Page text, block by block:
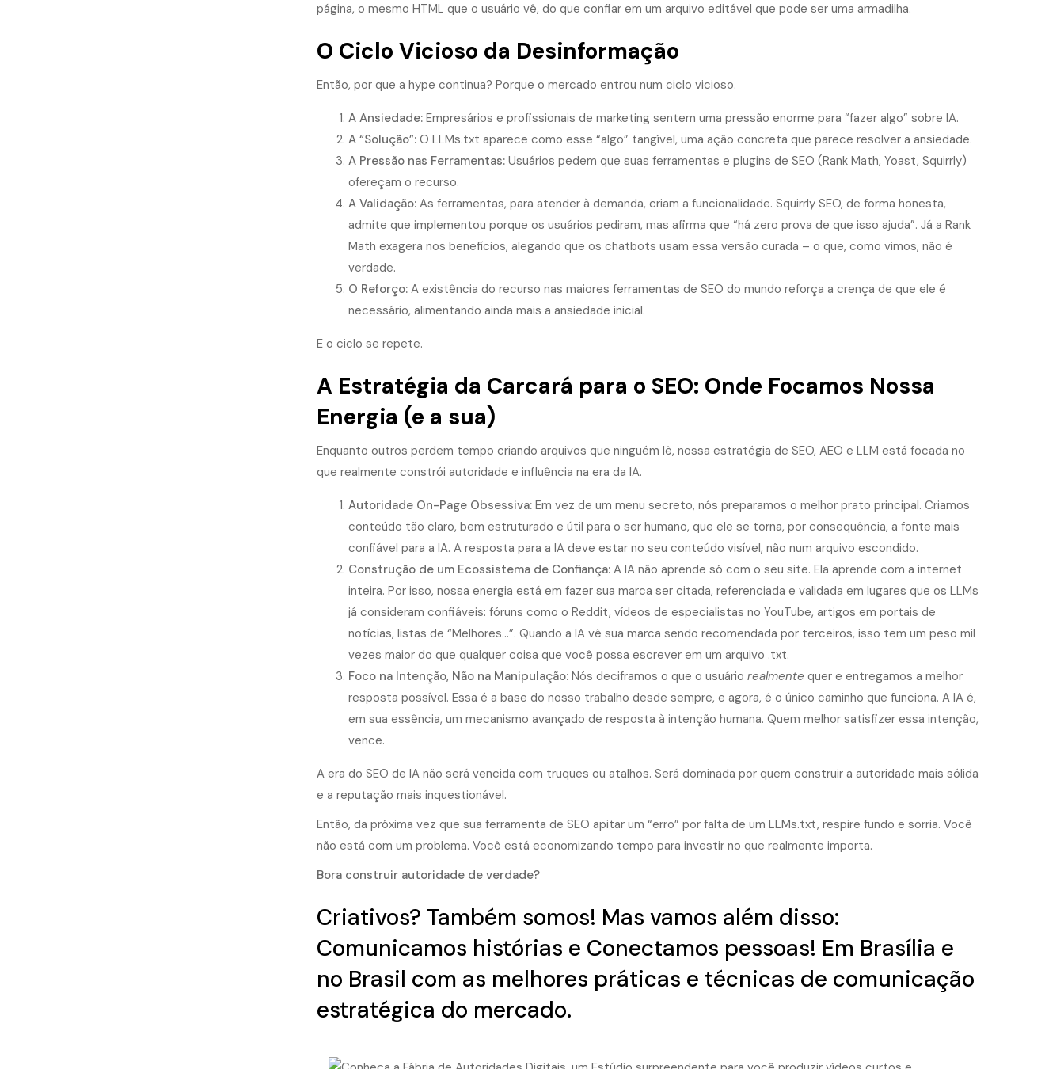
página, o mesmo HTML que o usuário vê, do que confiar em um arquivo editável que pode ser uma armadilha.
O Ciclo Vicioso da Desinformação
Então, por que a hype continua? Porque o mercado entrou num ciclo vicioso.
A Ansiedade:Empresários e profissionais de marketing sentem uma pressão enorme para “fazer algo” sobre IA.
A “Solução”:O LLMs.txt aparece como esse “algo” tangível, uma ação concreta que parece resolver a ansiedade.
A Pressão nas Ferramentas:Usuários pedem que suas ferramentas e plugins de SEO (Rank Math, Yoast, Squirrly)
ofereçam o recurso.
A Validação:As ferramentas, para atender à demanda, criam a funcionalidade. Squirrly SEO, de forma honesta,
admite que implementou porque os usuários pediram, mas afirma que “há zero prova de que isso ajuda”. Já a Rank
Math exagera nos benefícios, alegando que os chatbots usam essa versão curada – o que, como vimos, não é
verdade.
O Reforço:A existência do recurso nas maiores ferramentas de SEO do mundo reforça a crença de que ele é
necessário, alimentando ainda mais a ansiedade inicial.
E o ciclo se repete.
A Estratégia da Carcará para o SEO: Onde Focamos Nossa
Energia (e a sua)
Enquanto outros perdem tempo criando arquivos que ninguém lê, nossa estratégia de SEO, AEO e LLM está focada no
que realmente constrói autoridade e influência na era da IA.
Autoridade On-Page Obsessiva:Em vez de um menu secreto, nós preparamos o melhor prato principal. Criamos
conteúdo tão claro, bem estruturado e útil para o ser humano, que ele se torna, por consequência, a fonte mais
confiável para a IA. A resposta para a IA deve estar no seu conteúdo visível, não num arquivo escondido.
Construção de um Ecossistema de Confiança:A IA não aprende só com o seu site. Ela aprende com a internet
inteira. Por isso, nossa energia está em fazer sua marca ser citada, referenciada e validada em lugares que os LLMs
já consideram confiáveis: fóruns como o Reddit, vídeos de especialistas no YouTube, artigos em portais de
notícias, listas de “Melhores…”. Quando a IA vê sua marca sendo recomendada por terceiros, isso tem um peso mil
vezes maior do que qualquer coisa que você possa escrever em um arquivo .txt.
Foco na Intenção, Não na Manipulação:Nós deciframos o que o usuário realmente quer e entregamos a melhor
resposta possível. Essa é a base do nosso trabalho desde sempre, e agora, é o único caminho que funciona. A IA é,
em sua essência, um mecanismo avançado de resposta à intenção humana. Quem melhor satisfizer essa intenção,
vence.
A era do SEO de IA não será vencida com truques ou atalhos. Será dominada por quem construir a autoridade mais sólida
e a reputação mais inquestionável.
Então, da próxima vez que sua ferramenta de SEO apitar um “erro” por falta de um LLMs.txt, respire fundo e sorria. Você
não está com um problema. Você está economizando tempo para investir no que realmente importa.
Bora construir autoridade de verdade?
Criativos? Também somos! Mas vamos além disso:
Comunicamos histórias e Conectamos pessoas! Em Brasília e
no Brasil com as melhores práticas e técnicas de comunicação
estratégica do mercado.